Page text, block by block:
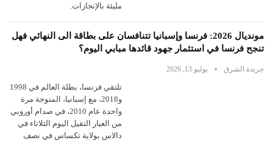
مليئة بالإنجازات.
مونديال 2026: فرنسا وإسبانيا تتنافسان على بطاقة الى النهائي فهل
تنجح فرنسا في استثمار جهود قائدها مبابي اليوم؟
جريدة الشرق يوليو 13, 2026
تلتقي فرنسا، بطلة العالم في 1998
و2018، مع إسبانيا، المتوجة مرة
واحدة عام 2010، في صدام أوروبي
من العيار الثقيل اليوم الثلاثاء في
دالاس بولاية تكساس في نصف